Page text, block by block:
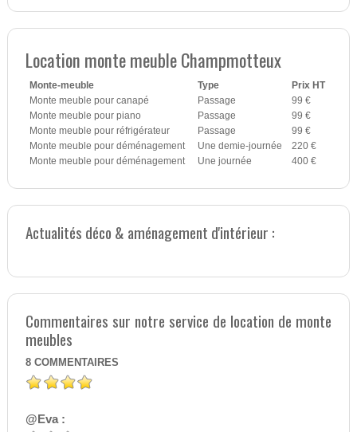
Location monte meuble Champmotteux
Monte-meuble Type
Prix HT
Monte meuble pour canapé
Passage
99 €
Monte meuble pour piano
Passage
99 €
Monte meuble pour réfrigérateur
Passage
99 €
Monte meuble pour déménagement
Une demie-journée
220 €
Monte meuble pour déménagement
Une journée 400 €
Actualités déco & aménagement d'intérieur :
Commentaires sur notre service de location de monte
meubles
8 COMMENTAIRES
@Eva :